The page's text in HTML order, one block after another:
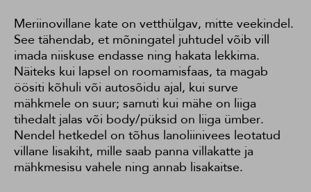
Meriinovillane kate on vetthülgav, mitte veekindel.
See tähendab, et mõningatel juhtudel võib vill
imada niiskuse endasse ning hakata lekkima.
Näiteks kui lapsel on roomamisfaas, ta magab
öösiti kõhuli või autosõidu ajal, kui surve
mähkmele on suur; samuti kui mähe on liiga
tihedalt jalas või body/püksid on liiga ümber.
Nendel hetkedel on tõhus lanoliinivees leotatud
villane lisakiht, mille saab panna villakatte ja
mähkmesisu vahele ning annab lisakaitse.